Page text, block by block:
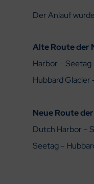
Der Anlauf
Alte Route der
Harbor – Seetag
Hubbard Glacier
Neue Route
Dutch Harbor –
Seetag –